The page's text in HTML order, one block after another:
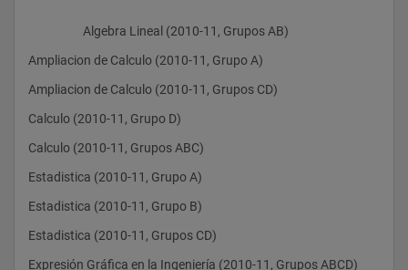
                    Algebra Lineal (2010-11, Grupos AB)
Ampliacion de Calculo (2010-11, Grupo A)
Ampliacion de Calculo (2010-11, Grupos CD)
Calculo (2010-11, Grupo D)
Calculo (2010-11, Grupos ABC)
Estadistica (2010-11, Grupo A)
Estadistica (2010-11, Grupo B)
Estadistica (2010-11, Grupos CD)
Expresión Gráfica en la Ingeniería (2010-11, Grupos ABCD)